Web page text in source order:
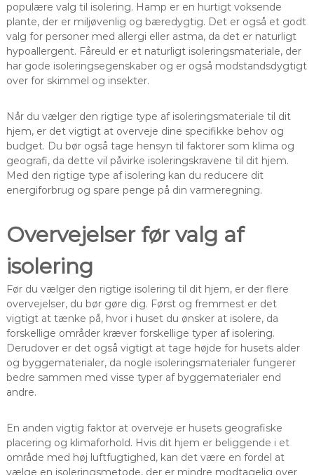
populære valg til isolering. Hamp er en hurtigt voksende
plante, der er miljøvenlig og bæredygtig. Det er også et godt
valg for personer med allergi eller astma, da det er naturligt
hypoallergent. Fåreuld er et naturligt isoleringsmateriale, der
har gode isoleringsegenskaber og er også modstandsdygtigt
over for skimmel og insekter.
Når du vælger den rigtige type af isoleringsmateriale til dit
hjem, er det vigtigt at overveje dine specifikke behov og
budget. Du bør også tage hensyn til faktorer som klima og
geografi, da dette vil påvirke isoleringskravene til dit hjem.
Med den rigtige type af isolering kan du reducere dit
energiforbrug og spare penge på din varmeregning.
Overvejelser før valg af
isolering
Før du vælger den rigtige isolering til dit hjem, er der flere
overvejelser, du bør gøre dig. Først og fremmest er det
vigtigt at tænke på, hvor i huset du ønsker at isolere, da
forskellige områder kræver forskellige typer af isolering.
Derudover er det også vigtigt at tage højde for husets alder
og byggematerialer, da nogle isoleringsmaterialer fungerer
bedre sammen med visse typer af byggematerialer end
andre.
En anden vigtig faktor at overveje er husets geografiske
placering og klimaforhold. Hvis dit hjem er beliggende i et
område med høj luftfugtighed, kan det være en fordel at
vælge en isoleringsmetode, der er mindre modtagelig over